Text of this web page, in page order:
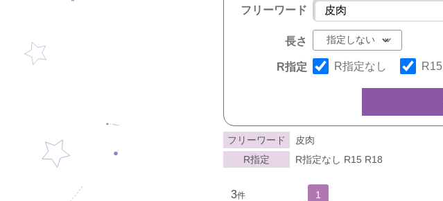
フリーワード
長さ
R指定 R指定なし R15
フリーワード
皮肉
R指定
R指定なし R15 R18
3件 1